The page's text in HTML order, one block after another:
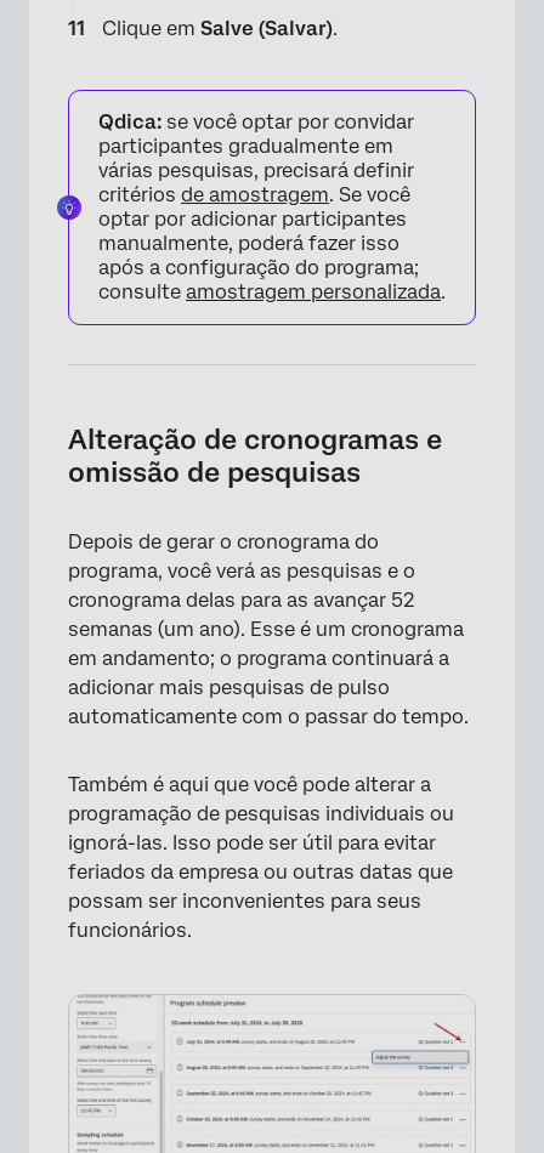
Clique em Salve (Salvar).
Qdica: se você optar por convidar
participantes gradualmente em
várias pesquisas, precisará definir
critérios de amostragem. Se você
optar por adicionar participantes
manualmente, poderá fazer isso
após a configuração do programa;
consulte amostragem personalizada.
Alteração de cronogramas e
omissão de pesquisas
Depois de gerar o cronograma do
programa, você verá as pesquisas e o
cronograma delas para as avançar 52
semanas (um ano). Esse é um cronograma
em andamento; o programa continuará a
adicionar mais pesquisas de pulso
automaticamente com o passar do tempo.
Também é aqui que você pode alterar a
programação de pesquisas individuais ou
ignorá-las. Isso pode ser útil para evitar
feriados da empresa ou outras datas que
possam ser inconvenientes para seus
funcionários.